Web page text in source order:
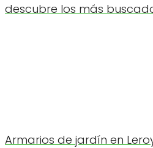
descubre los más
Armarios de jardín en